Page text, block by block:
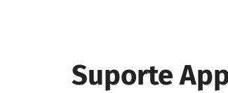
Suporte